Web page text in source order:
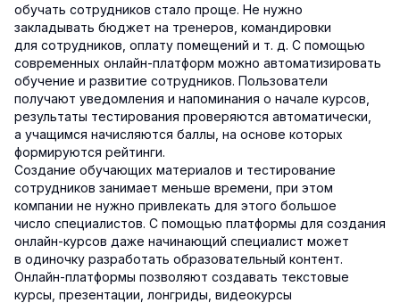
обучать сотрудников стало проще. Не нужно
закладывать бюджет на тренеров, командировки
для сотрудников, оплату помещений и т. д. С помощью
современных онлайн-платформ можно автоматизировать
обучение и развитие сотрудников. Пользователи
получают уведомления и напоминания о начале курсов,
результаты тестирования проверяются автоматически,
а учащимся начисляются баллы, на основе которых
формируются рейтинги.
Создание обучающих материалов и тестирование
сотрудников занимает меньше времени, при этом
компании не нужно привлекать для этого большое
число специалистов. С помощью платформы для создания
онлайн-курсов даже начинающий специалист может
в одиночку разработать образовательный контент.
Онлайн-платформы позволяют создавать текстовые
курсы, презентации, лонгриды, видеокурсы